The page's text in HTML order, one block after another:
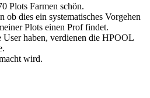
Plots Farmen schön.
ob dies ein systematisches Vorgehen
Plots einen Prof findet.
User haben, verdienen die HPOOL
wird.